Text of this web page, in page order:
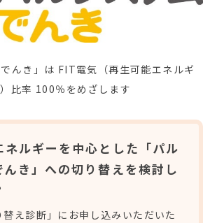
でんき」は FIT電気（再生可能エネルギ
比率 100％をめざします
ネルギーを中心とした「パル
んき」への切り替えを検討し
替え診断」にお申し込みいただいた